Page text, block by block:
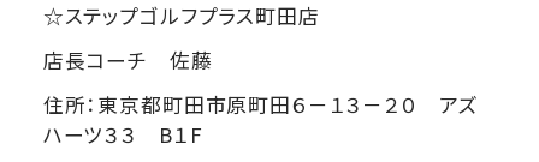
☆ステップゴルフプラス町田店
店長コーチ 佐藤
住所：‪東京都町田市原町田６－１３－２０‬ アズ
ハーツ３３ B１F